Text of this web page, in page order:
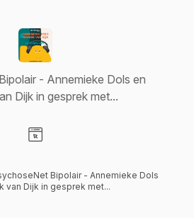
- Annemieke Dols en
Dijk in gesprek met...
Bipolair - Annemieke Dols
van Dijk in gesprek met...